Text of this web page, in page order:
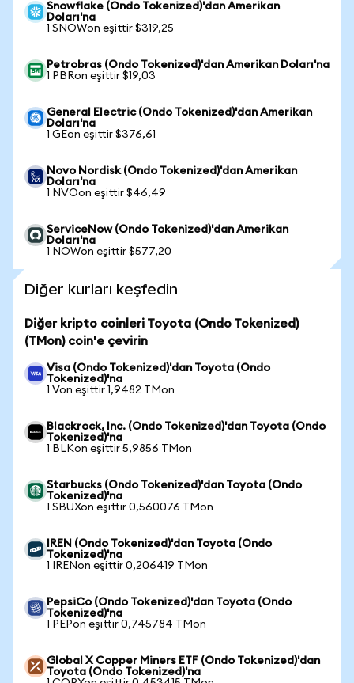
Snowflake (Ondo Tokenized)'dan Amerikan
Doları'na
1 SNOWon eşittir $319,25
Petrobras (Ondo Tokenized)'dan Amerikan Doları'na
1 PBRon eşittir $19,03
General Electric (Ondo Tokenized)'dan Amerikan
Doları'na
1 GEon eşittir $376,61
Novo Nordisk (Ondo Tokenized)'dan Amerikan
Doları'na
1 NVOon eşittir $46,49
ServiceNow (Ondo Tokenized)'dan Amerikan
Doları'na
1 NOWon eşittir $577,20
Diğer kurları keşfedin
Diğer kripto coinleri Toyota (Ondo Tokenized)
(TMon) coin'e çevirin
Visa (Ondo Tokenized)'dan Toyota (Ondo
Tokenized)'na
1 Von eşittir 1,9482 TMon
Blackrock, Inc. (Ondo Tokenized)'dan Toyota (Ondo
Tokenized)'na
1 BLKon eşittir 5,9856 TMon
Starbucks (Ondo Tokenized)'dan Toyota (Ondo
Tokenized)'na
1 SBUXon eşittir 0,560076 TMon
IREN (Ondo Tokenized)'dan Toyota (Ondo
Tokenized)'na
1 IRENon eşittir 0,206419 TMon
PepsiCo (Ondo Tokenized)'dan Toyota (Ondo
Tokenized)'na
1 PEPon eşittir 0,745784 TMon
Global X Copper Miners ETF (Ondo Tokenized)'dan
Toyota (Ondo Tokenized)'na